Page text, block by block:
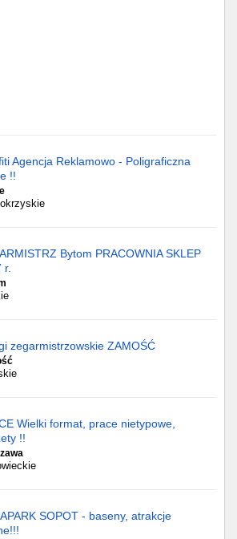
Agencja Reklamowo - Poligraficzna
!!
Bytom PRACOWNIA SKLEP
r.
zegarmistrzowskie ZAMOŚĆ
Wielki format, prace nietypowe,
!!
SOPOT - baseny, atrakcje